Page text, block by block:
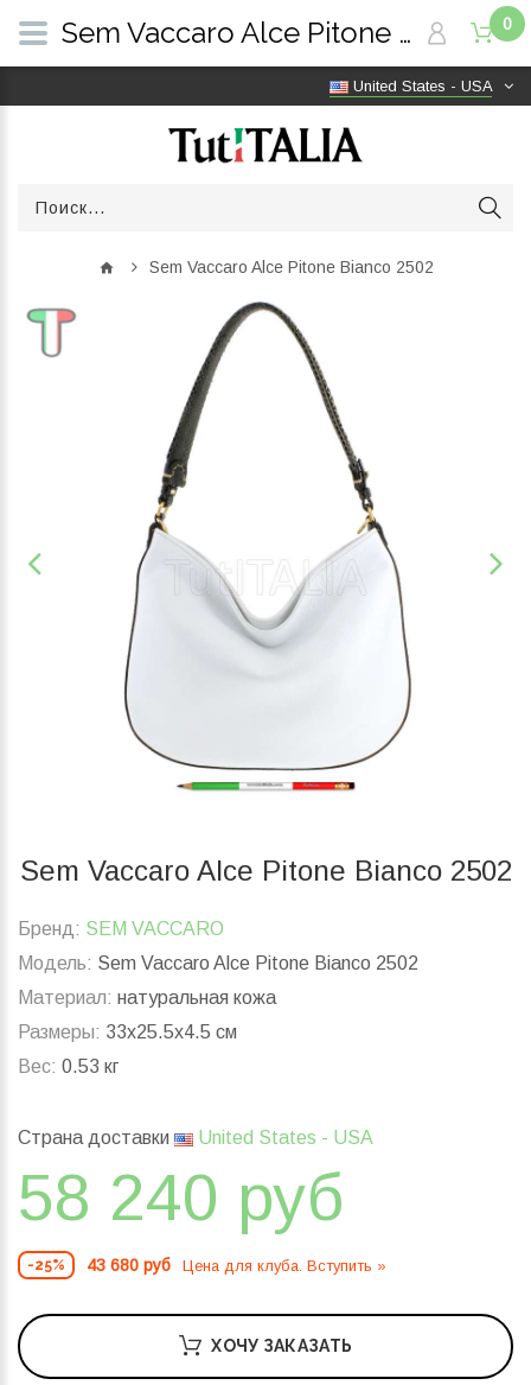
United States - USA
0
Sem Vaccaro Alce Pitone Bianco 2502
Sem Vaccaro Alce Pitone Bianco 2502
Бренд: SEM VACCARO
Модель: Sem Vaccaro Alce Pitone Bianco 2502
Материал: натуральная кожа
Размеры: 33x25.5x4.5 см
Вес: 0.53 кг
Страна доставки United States - USA
58 240 руб
-25% 43 680 руб Цена для клуба. Вступить »
ХОЧУ ЗАКАЗАТЬ
Sem Vaccaro Alce Pitone Bianco 2502 | TutITALIA